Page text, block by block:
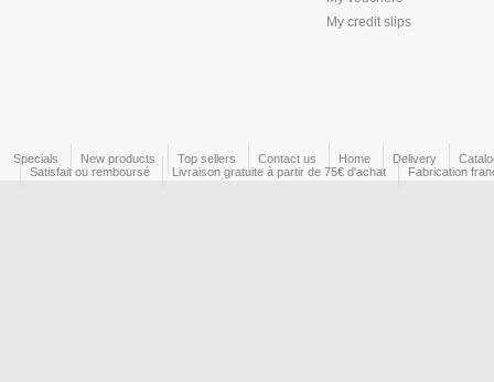
My credit slips
Specials New products Top sellers Contact us Home Delivery
Satisfait ou remboursé
Livraison gratuite à partir de 75€ d'achat Fabrication